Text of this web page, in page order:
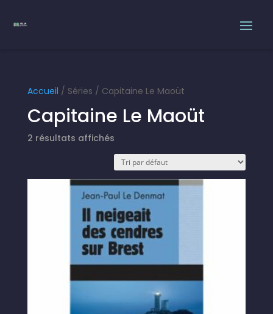
Accueil / Séries / Capitaine Le Maoüt
Capitaine Le Maoüt
2 résultats affichés